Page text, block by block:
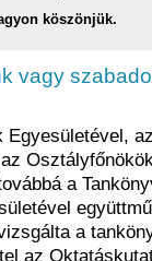
köszönjük.
vagy
Egyesületével,
a
a
az